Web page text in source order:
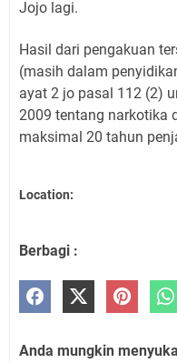
Jojo lagi.
Hasil dari pengakuan
(masih dalam
ayat 2 jo pasal 112 (2)
2009 tentang narkotika
maksimal 20 tahun
Location:
Berbagi :
Anda mungkin